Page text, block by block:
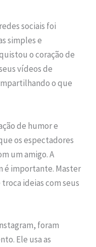
sociais foi
simples e
o coração de
vídeos de
o que
de humor e
os espectadores
um amigo. A
é importante. Master
ideias com seus
foram
Ele usa as